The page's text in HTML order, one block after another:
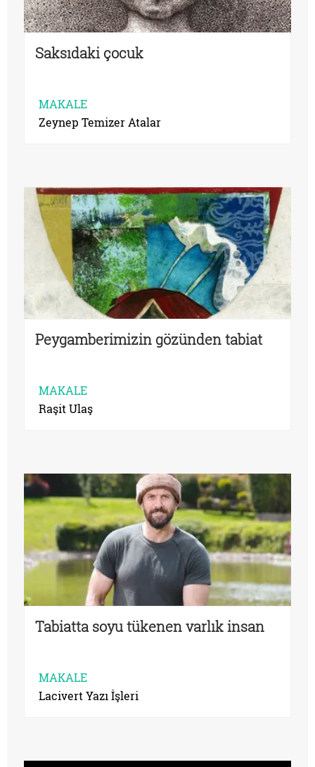
Saksıdaki çocuk
MAKALE
Zeynep Temizer Atalar
Peygamberimizin gözünden tabiat
MAKALE
Raşit Ulaş
Tabiatta soyu tükenen varlık insan
MAKALE
Lacivert Yazı İşleri